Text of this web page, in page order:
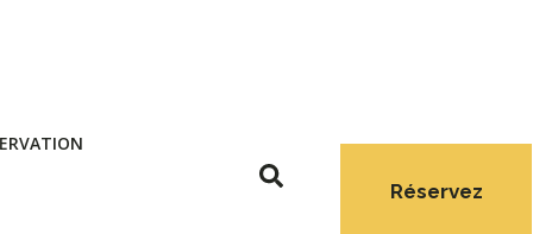
Réservez